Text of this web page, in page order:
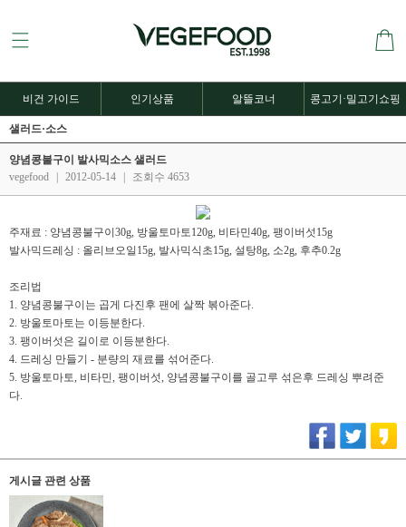
비건 가이드 인기상품 알뜰코너 콩고기·밀고기쇼핑
샐러드·소스
양념콩불구이 발사믹소스 샐러드
vegefood
2012-05-14 조회수 4653
주재료 : 양념콩불구이30g, 방울토마토120g, 비타민40g, 팽이버섯15g
발사믹드레싱 : 올리브오일15g, 발사믹식초15g, 설탕8g, 소2g, 후추0.2g
조리법
1. 양념콩불구이는 곱게 다진후 팬에 살짝 볶아준다.
2. 방울토마토는 이등분한다.
3. 팽이버섯은 길이로 이등분한다.
4. 드레싱 만들기 - 분량의 재료를 섞어준다.
5. 방울토마토, 비타민, 팽이버섯, 양념콩불구이를 골고루 섞은후 드레싱 뿌려준
다.
게시글 관련 상품